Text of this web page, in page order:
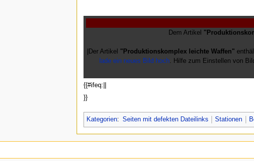
Dem Artikel
|Der Artikel "Produktionskomplex leichte Waffen"
lade ein neues Bild hoch. Hilfe zum Einstellen von
{{#ifeq:||
}}
Kategorien: Seiten mit defekten Dateilinks Stationen